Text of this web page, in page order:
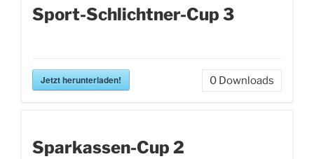
Sport-Schlichtner-Cup 3
Jetzt herunterladen! 0 Downloads
Sparkassen-Cup 2